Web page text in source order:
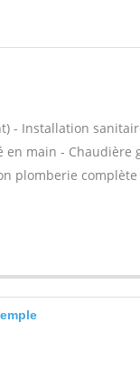
- Installation
main - Chaudière
plomberie